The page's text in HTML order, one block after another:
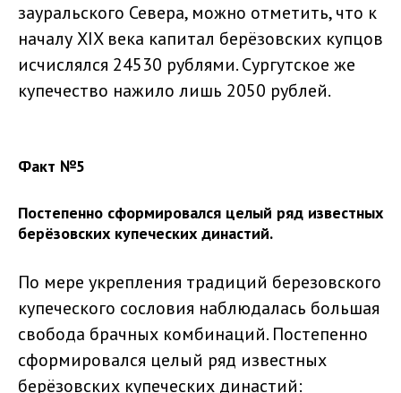
зауральского Севера, можно отметить, что к
началу XIX века капитал берёзовских купцов
исчислялся 24530 рублями. Сургутское же
купечество нажило лишь 2050 рублей.
Факт №5
Постепенно сформировался целый ряд известных
берёзовских купеческих династий.
По мере укрепления традиций березовского
купеческого сословия наблюдалась большая
свобода брачных комбинаций. Постепенно
сформировался целый ряд известных
берёзовских купеческих династий: